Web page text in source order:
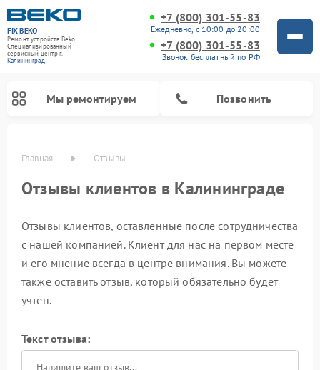
FIX-BEKO
Ремонт устройств Beko
Специализированный
cервисный центр г.
Калининград
+7 (800) 301-55-83
Ежедневно, с 10:00 до 20:00
+7 (800) 301-55-83
Звонок бесплатный по РФ
Мы ремонтируем Позвонить
Главная Отзывы
Отзывы клиентов в Калининграде
Отзывы клиентов, оставленные после сотрудничества
с нашей компанией. Клиент для нас на первом месте
и его мнение всегда в центре внимания. Вы можете
также оставить отзыв, который обязательно будет
учтен.
Текст отзыва: